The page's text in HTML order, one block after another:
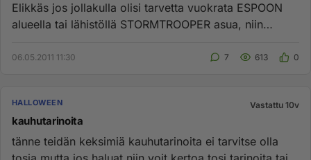
Elikkäs jos jollakulla olisi tarvetta vuokrata ESPOON
alueella tai lähistöllä STORMTROOPER asua, niin
06.05.2011 11:30 7 613 0
HALLOWEEN Vastattu 10v
kauhutarinoita
tänne teidän keksimiä kauhutarinoita ei tarvitse olla